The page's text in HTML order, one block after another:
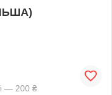
— 200 ₴